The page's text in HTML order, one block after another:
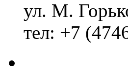
ул. М.
тел: +7